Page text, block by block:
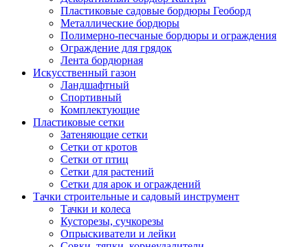
Пластиковые садовые бордюры Геоборд
Металлические бордюры
Полимерно-песчаные бордюры и ограждения
Ограждение для грядок
Лента бордюрная
Искусственный газон
Ландшафтный
Спортивный
Комплектующие
Пластиковые сетки
Затеняющие сетки
Сетки от кротов
Сетки от птиц
Сетки для растений
Сетки для арок и ограждений
Тачки строительные и садовый инструмент
Тачки и колеса
Кусторезы, сучкорезы
Опрыскиватели и лейки